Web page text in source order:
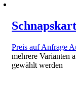
Preis auf Anfrage
mehrere Varianten
gewählt werden